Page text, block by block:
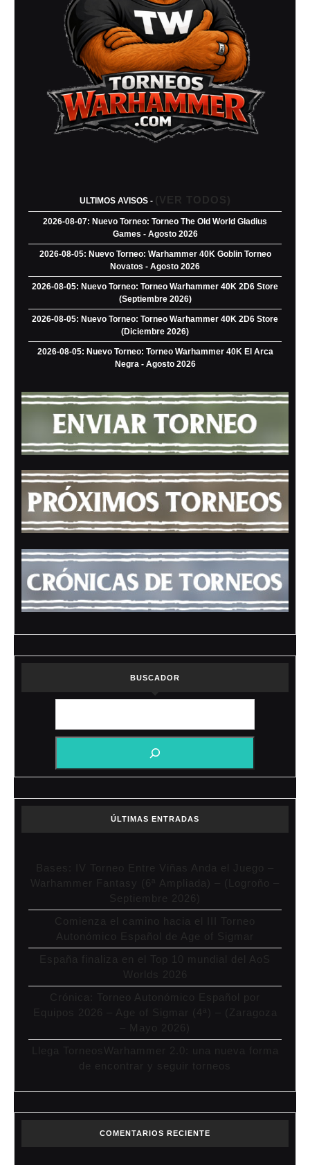
ULTIMOS AVISOS - (VER TODOS)
2026-08-07: Nuevo Torneo: Torneo The Old World Gladius
Games - Agosto 2026
2026-08-05: Nuevo Torneo: Warhammer 40K Goblin Torneo
Novatos - Agosto 2026
2026-08-05: Nuevo Torneo: Torneo Warhammer 40K 2D6 Store
(Septiembre 2026)
2026-08-05: Nuevo Torneo: Torneo Warhammer 40K 2D6 Store
(Diciembre 2026)
2026-08-05: Nuevo Torneo: Torneo Warhammer 40K El Arca
Negra - Agosto 2026
BUSCADOR
ÚLTIMAS ENTRADAS
Bases: IV Torneo Entre Viñas Anda el Juego –
Warhammer Fantasy (6ª Ampliada) – (Logroño –
Septiembre 2026)
Comienza el camino hacia el III Torneo
Autonómico Español de Age of Sigmar
España finaliza en el Top 10 mundial del AoS
Worlds 2026
Crónica: Torneo Autonómico Español por
Equipos 2026 – Age of Sigmar (4ª) – (Zaragoza
– Mayo 2026)
Llega TorneosWarhammer 2.0: una nueva forma
de encontrar y seguir torneos
COMENTARIOS RECIENTE